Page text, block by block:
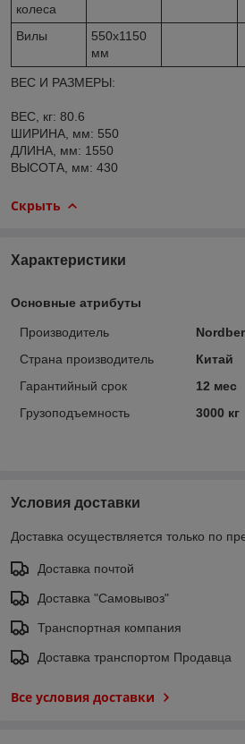
колеса
Вилы
550x1150
мм
ВЕС И РАЗМЕРЫ:
ВЕС, кг: 80.6
ШИРИНА, мм: 550
ДЛИНА, мм: 1550
ВЫСОТА, мм: 430
Скрыть
Характеристики
Основные атрибуты
Производитель
Страна производитель
Китай
Гарантийный срок
12 мес
Грузоподъемность
3000 кг
Условия доставки
Доставка осуществляется только по
Доставка почтой
Доставка "Самовывоз"
Транспортная компания
Доставка транспортом Продавца
Все условия доставки